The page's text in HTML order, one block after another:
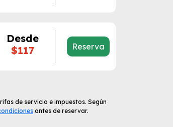
Desde
$117
Reserva
de servicio e impuestos. Según
antes de reservar.